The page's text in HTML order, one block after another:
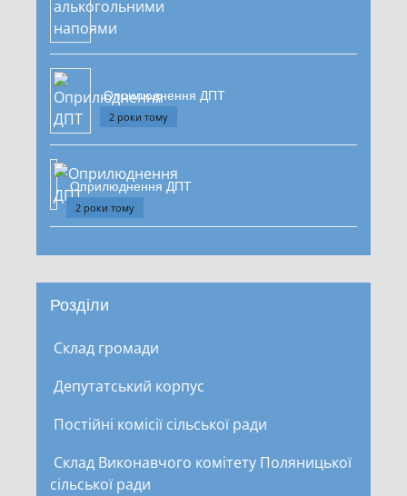
Оприлюднення ДПТ
2 роки тому
Оприлюднення ДПТ
2 роки тому
Розділи
Склад громади
Депутатський корпус
Постійні комісії сільської ради
Склад Виконавчого комітету Поляницької
сільської ради